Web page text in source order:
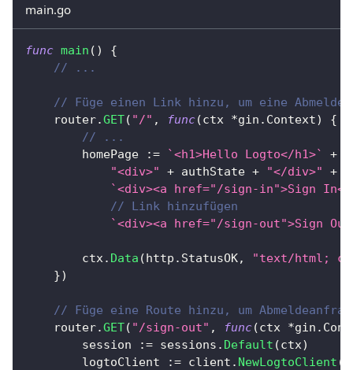
main.go
func main ( )
{
// ...
// Füge einen Link hinzu, um eine
	router
.GET( "/" , func(ctx *gin . Context)
{
// ...
		homePage
:= `<h1>Hello Logto</h1>`
+
"<div>"
+ authState + "</div>"
+
`<div><a href="/sign-in">Sign In</
// Link hinzufügen
`<div><a href="/sign-out">Sign
		ctx
. Data (http . StatusOK,
"text/html;
})
// Füge eine Route hinzu, um
	router
.GET( "/sign-out" , func(ctx *gin .
		session
:= sessions . Default (ctx)
		logtoClient
:= client . NewLogtoClient (